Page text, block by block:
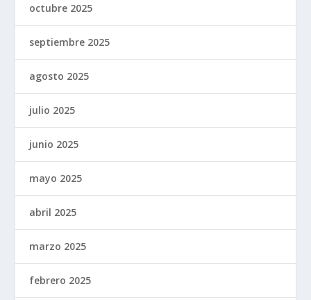
octubre 2025
septiembre 2025
agosto 2025
julio 2025
junio 2025
mayo 2025
abril 2025
marzo 2025
febrero 2025